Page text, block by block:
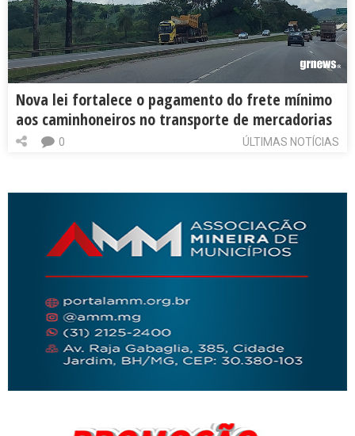
Nova lei fortalece o pagamento do frete mínimo
aos caminhoneiros no transporte de mercadorias
ÚLTIMAS NOTÍCIAS
0